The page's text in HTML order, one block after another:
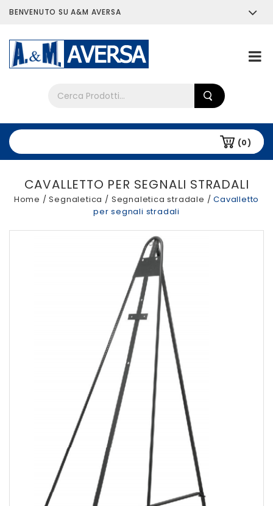
BENVENUTO SU A&M AVERSA
(0)
CAVALLETTO PER SEGNALI STRADALI
Home /Segnaletica / Segnaletica stradale /Cavalletto
per segnali stradali